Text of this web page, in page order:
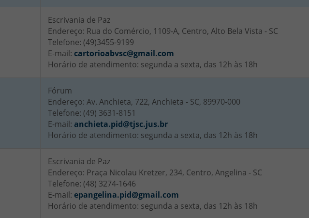
Escrivania de Paz
Endereço: Rua do Comércio, 1109-A, Centro, Alto Bela Vista - SC
Telefone: (49)3455-9199
E-mail: cartorioabvsc@gmail.com
Horário de atendimento: segunda a sexta, das 12h às 18h
Fórum
Endereço: Av. Anchieta, 722, Anchieta - SC, 89970-000
Telefone: (49) 3631-8151
E-mail: anchieta.pid@tjsc.jus.br
Horário de atendimento: segunda a sexta, das 12h às 18h
Escrivania de Paz
Endereço: Praça Nicolau Kretzer, 234, Centro, Angelina - SC
Telefone: (48) 3274-1646
E-mail: epangelina.pid@gmail.com
Horário de atendimento: segunda a sexta, das 12h às 18h